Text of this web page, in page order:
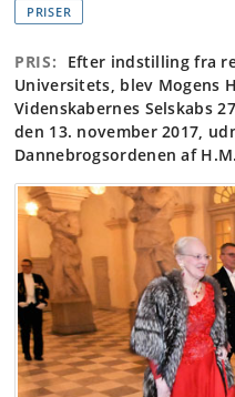
PRISER
PRIS:
Efter indstilling fra
Universitets, blev Mogens
Videnskabernes Selskabs
den 13. november 2017,
Dannebrogsordenen af